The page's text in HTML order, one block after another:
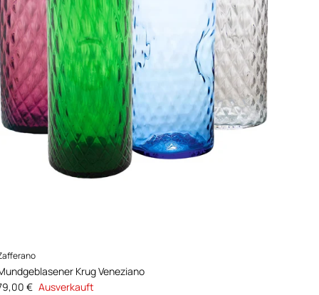
Krug Veneziano
Preis
€ Ausverkauft